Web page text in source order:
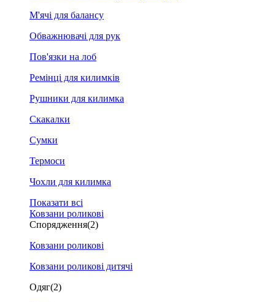
М'ячі для балансу
Обважнювачі для рук
Пов'язки на лоб
Ремінці для килимків
Рушники для килимка
Скакалки
Сумки
Термоси
Чохли для килимка
Показати всі
Ковзани роликові
Спорядження(2)
Ковзани роликові
Ковзани роликові дитячі
Одяг(2)